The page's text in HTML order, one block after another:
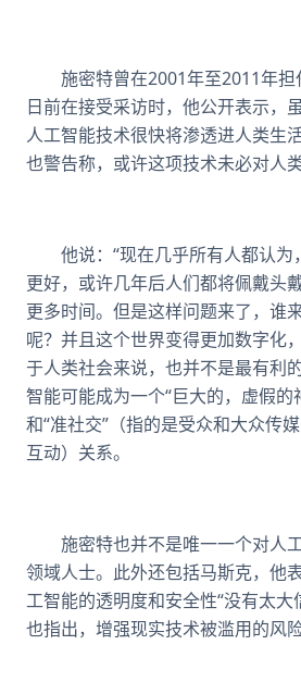
施密特曾在2001年至2011年担
日前在接受采访时，他公开表示，
人工智能技术很快将渗透进人类生
也警告称，或许这项技术未必对人
他说：“现在几乎所有人都认为
更好，或许几年后人们都将佩戴头
更多时间。但是这样问题来了，谁
呢？并且这个世界变得更加数字化
于人类社会来说，也并不是最有利
智能可能成为一个“巨大的，虚假的
和“准社交”（指的是受众和大众传
互动）关系。
施密特也并不是唯一一个对人
领域人士。此外还包括马斯克，他
工智能的透明度和安全性“没有太大
也指出，增强现实技术被滥用的风险